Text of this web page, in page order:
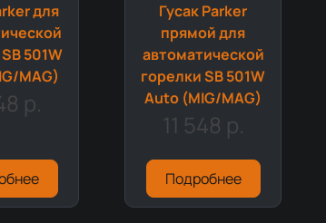
для
501W
MAG)
р.
Гусак Parker
прямой для
автоматической
горелки SB 501W
Auto (MIG/MAG)
11 548 р.
Подробнее